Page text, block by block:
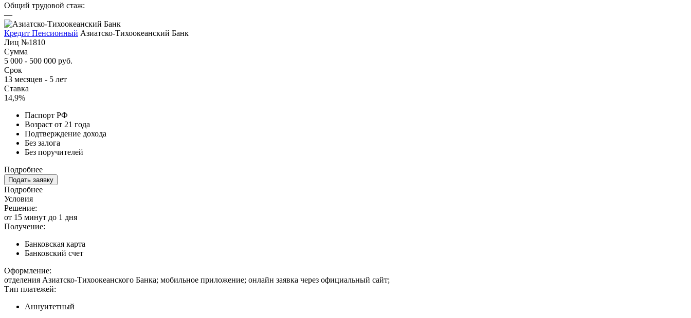
Общий трудовой стаж:
—
Кредит Пенсионный Азиатско-Тихоокеанский Банк
Лиц №1810
Сумма
5 000 - 500 000 руб.
Срок
13 месяцев - 5 лет
Ставка
14,9%
Паспорт РФ
Возраст от 21 года
Подтверждение дохода
Без залога
Без поручителей
Подробнее
Подать заявку
Подробнее
Условия
Решение:
от 15 минут до 1 дня
Получение:
Банковская карта
Банковский счет
Оформление:
отделения Азиатско-Тихоокеанского Банка; мобильное приложение; онлайн заявка через официальный сайт;
Тип платежей:
Аннуитетный